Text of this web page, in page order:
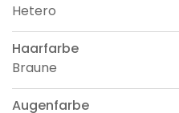
Hetero
Haarfarbe
Braune
Augenfarbe